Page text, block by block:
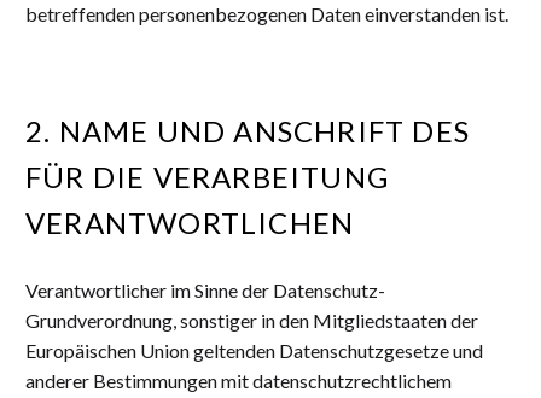
betreffenden personenbezogenen Daten einverstanden ist.
2. NAME UND ANSCHRIFT DES
FÜR DIE VERARBEITUNG
VERANTWORTLICHEN
Verantwortlicher im Sinne der Datenschutz-
Grundverordnung, sonstiger in den Mitgliedstaaten der
Europäischen Union geltenden Datenschutzgesetze und
anderer Bestimmungen mit datenschutzrechtlichem